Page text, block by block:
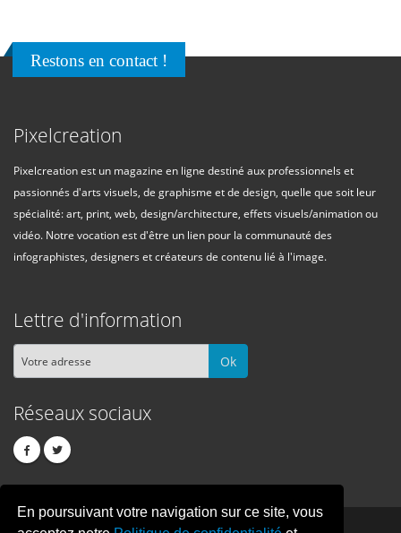
En poursuivant votre navigation sur ce site, vous
Restons en contact !
Pixelcreation
Pixelcreation est un magazine en ligne destiné aux professionnels et
passionnés d'arts visuels, de graphisme et de design, quelle que soit leur
spécialité: art, print, web, design/architecture, effets visuels/animation ou
vidéo. Notre vocation est d'être un lien pour la communauté des
infographistes, designers et créateurs de contenu lié à l'image.
Lettre d'information
Ok
Réseaux sociaux